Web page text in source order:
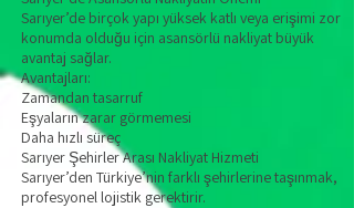
Sarıyer’de birçok yapı yüksek katlı veya erişimi zor
konumda olduğu için asansörlü nakliyat büyük
avantaj sağlar.
Avantajları:
Zamandan tasarruf
Eşyaların zarar görmemesi
Daha hızlı süreç
Sarıyer Şehirler Arası Nakliyat Hizmeti
Sarıyer’den Türkiye’nin farklı şehirlerine taşınmak,
profesyonel lojistik gerektirir.